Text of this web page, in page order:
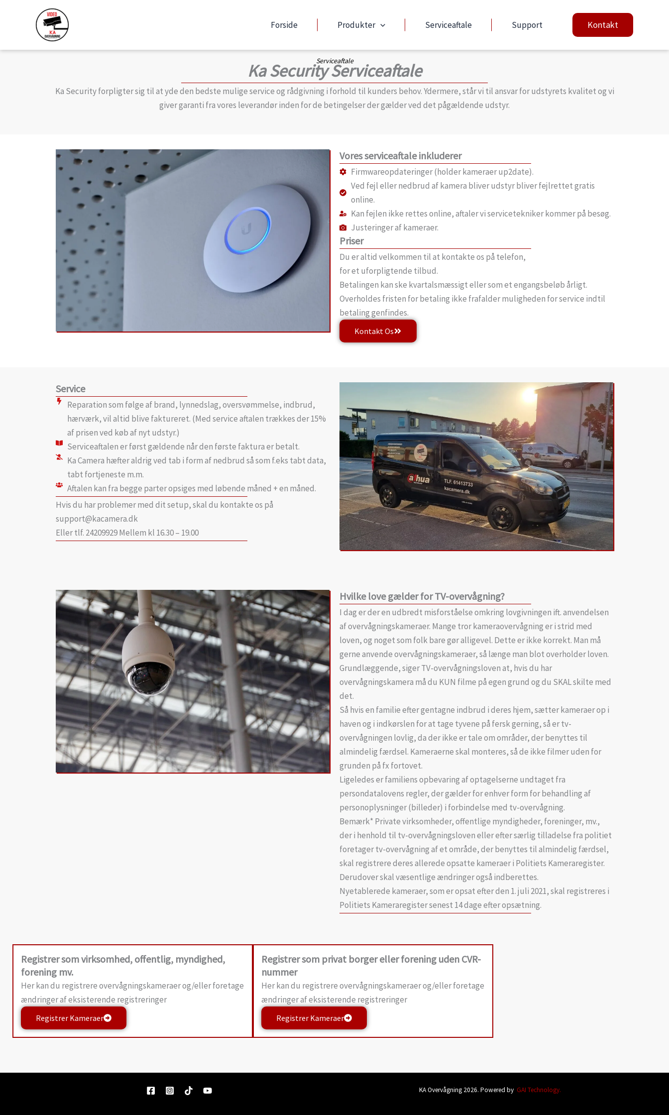
Forside Produkter Serviceaftale Support Kontakt
Serviceaftale
Ka Security Serviceaftale
Ka Security forpligter sig til at yde den bedste mulige service og rådgivning i forhold til kunders behov. Ydermere, står vi til ansvar for udstyrets kvalitet og vi
giver garanti fra vores leverandør inden for de betingelser der gælder ved det pågældende udstyr.
Vores serviceaftale inkluderer
Firmwareopdateringer (holder kameraer up2date).
Ved fejl eller nedbrud af kamera bliver udstyr bliver fejlrettet gratis
online.
Kan fejlen ikke rettes online, aftaler vi servicetekniker kommer på besøg.
Justeringer af kameraer.
Priser
Du er altid velkommen til at kontakte os på telefon,
for et uforpligtende tilbud.
Betalingen kan ske kvartalsmæssigt eller som et engangsbeløb årligt.
Overholdes fristen for betaling ikke frafalder muligheden for service indtil
betaling genfindes.
Kontakt Os
Service
Reparation som følge af brand, lynnedslag, oversvømmelse, indbrud,
hærværk, vil altid blive faktureret. (Med service aftalen trækkes der 15%
af prisen ved køb af nyt udstyr.)
Serviceaftalen er først gældende når den første faktura er betalt.
Ka Camera hæfter aldrig ved tab i form af nedbrud så som f.eks tabt data,
tabt fortjeneste m.m.
Aftalen kan fra begge parter opsiges med løbende måned + en måned.
Hvis du har problemer med dit setup, skal du kontakte os på
support@kacamera.dk
Eller tlf. 24209929 Mellem kl 16.30 – 19.00
Hvilke love gælder for TV-overvågning?
I dag er der en udbredt misforståelse omkring lovgivningen ift. anvendelsen
af overvågningskameraer. Mange tror kameraovervågning er i strid med
loven, og noget som folk bare gør alligevel. Dette er ikke korrekt. Man må
gerne anvende overvågningskameraer, så længe man blot overholder loven.
Grundlæggende, siger TV-overvågningsloven at, hvis du har
overvågningskamera må du KUN filme på egen grund og du SKAL skilte med
det.
Så hvis en familie efter gentagne indbrud i deres hjem, sætter kameraer op i
haven og i indkørslen for at tage tyvene på fersk gerning, så er tv-
overvågningen lovlig, da der ikke er tale om områder, der benyttes til
almindelig færdsel. Kameraerne skal monteres, så de ikke filmer uden for
grunden på fx fortovet.
Ligeledes er familiens opbevaring af optagelserne undtaget fra
persondatalovens regler, der gælder for enhver form for behandling af
personoplysninger (billeder) i forbindelse med tv-overvågning.
Bemærk* Private virksomheder, offentlige myndigheder, foreninger, mv.,
der i henhold til tv-overvågningsloven eller efter særlig tilladelse fra politiet
foretager tv-overvågning af et område, der benyttes til almindelig færdsel,
skal registrere deres allerede opsatte kameraer i Politiets Kameraregister.
Derudover skal væsentlige ændringer også indberettes.
Nyetablerede kameraer, som er opsat efter den 1. juli 2021, skal registreres i
Politiets Kameraregister senest 14 dage efter opsætning.
Registrer som virksomhed, offentlig, myndighed,
forening mv.
Her kan du registrere overvågningskameraer og/eller foretage
ændringer af eksisterende registreringer
Registrer Kameraer
Registrer som privat borger eller forening uden CVR-
nummer
Her kan du registrere overvågningskameraer og/eller foretage
ændringer af eksisterende registreringer
Registrer Kameraer
KA Overvågning 2026. Powered by GAI Technology.